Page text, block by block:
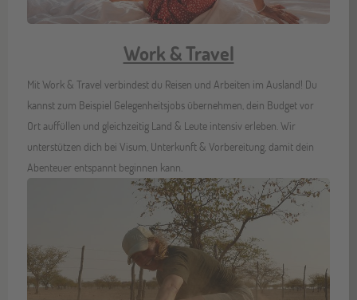
Work & Travel
Mit Work & Travel verbindest du Reisen und Arbeiten im Ausland! Du
kannst zum Beispiel Gelegenheitsjobs übernehmen, dein Budget vor
Ort auffüllen und gleichzeitig Land & Leute intensiv erleben. Wir
unterstützen dich bei Visum, Unterkunft & Vorbereitung, damit dein
Abenteuer entspannt beginnen kann.